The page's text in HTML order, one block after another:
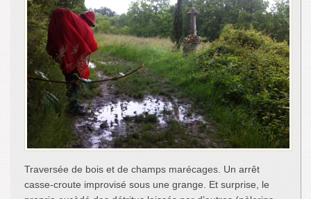
Traversée de bois et de champs marécages. Un arrêt
casse-croute improvisé sous une grange. Et surprise, le